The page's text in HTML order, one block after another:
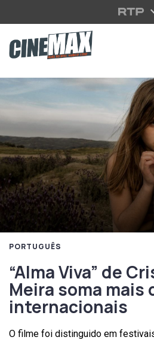
Saltar para o conteúdo principal
PORTUGUÊS
“Alma Viva” de
Meira soma mais
internacionais
O filme foi distinguido em